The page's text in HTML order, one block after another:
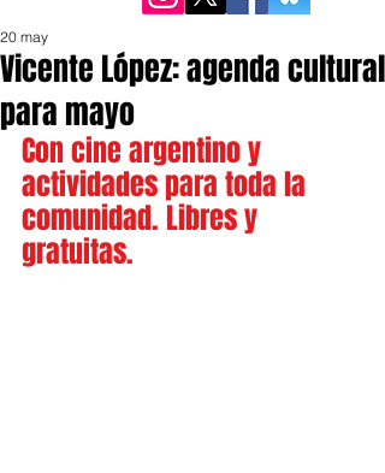
Vicente López: agenda cultural
para mayo
20 may
Con cine argentino y
actividades para toda la
comunidad. Libres y
gratuitas.